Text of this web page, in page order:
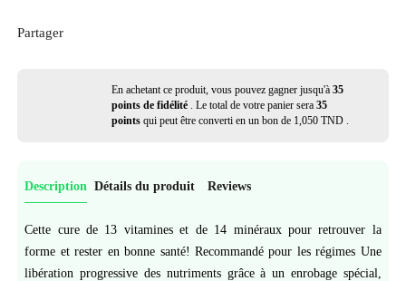
Partager
En achetant ce produit, vous pouvez gagner jusqu'à35
points de fidélité . Le total de votre panier sera35
points qui peut être converti en un bon de 1,050 TND
Description Détails du produit Reviews
Cette cure de 13 vitamines et de 14 minéraux pour retrouver la
forme et rester en bonne santé! Recommandé pour les régimes Une
libération progressive des nutriments grâce à un enrobage spécial,